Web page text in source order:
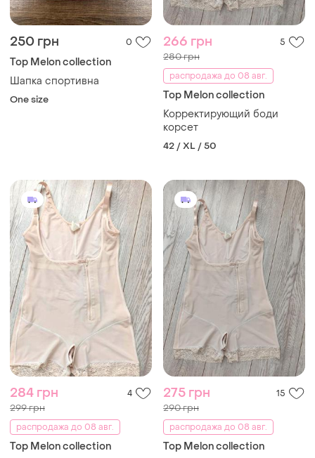
250 грн 0
Top Melon collection
Шапка спортивна
One size
266 грн 5
280 грн
распродажа до 08 авг.
Top Melon collection
Корректирующий боди
корсет
42 / XL / 50
284 грн 4
299 грн
распродажа до 08 авг.
Top Melon collection
275 грн 15
290 грн
распродажа до 08 авг.
Top Melon collection